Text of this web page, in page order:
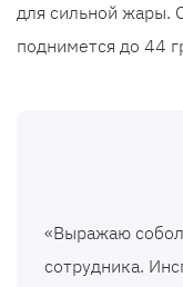
для сильной жары.
поднимется до 44
«Выражаю
сотрудника.